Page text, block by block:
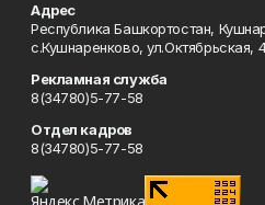
Адрес
Республика Башкортостан,
с.Кушнаренково, ул.Октябрьская,
Рекламная служба
8(34780)5-77-58
Отдел кадров
8(34780)5-77-58